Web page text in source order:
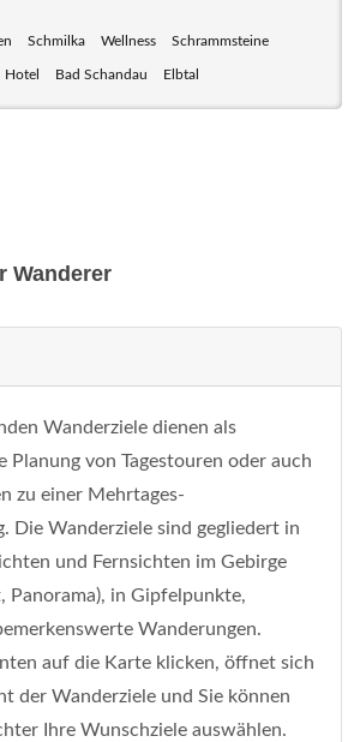
Schmilka Wellness Schrammsteine
Hotel Bad Schandau Elbtal
Wanderer
Wanderziele dienen als
Planung von Tagestouren oder auch
zu einer Mehrtages-
Die Wanderziele sind gegliedert in
und Fernsichten im Gebirge
Panorama), in Gipfelpunkte,
Wanderungen.
auf die Karte klicken, öffnet sich
der Wanderziele und Sie können
Ihre Wunschziele auswählen.